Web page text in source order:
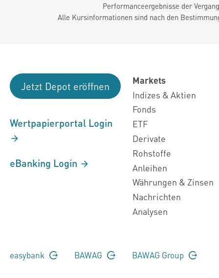
Performanceergebnisse der
Alle Kursinformationen sind nach den
Jetzt Depot eröffnen
Wertpapierportal Login
eBanking Login
Markets
Indizes & Aktien
Fonds
ETF
Derivate
Rohstoffe
Anleihen
Währungen & Zinsen
Nachrichten
Analysen
easybank BAWAG BAWAG Group